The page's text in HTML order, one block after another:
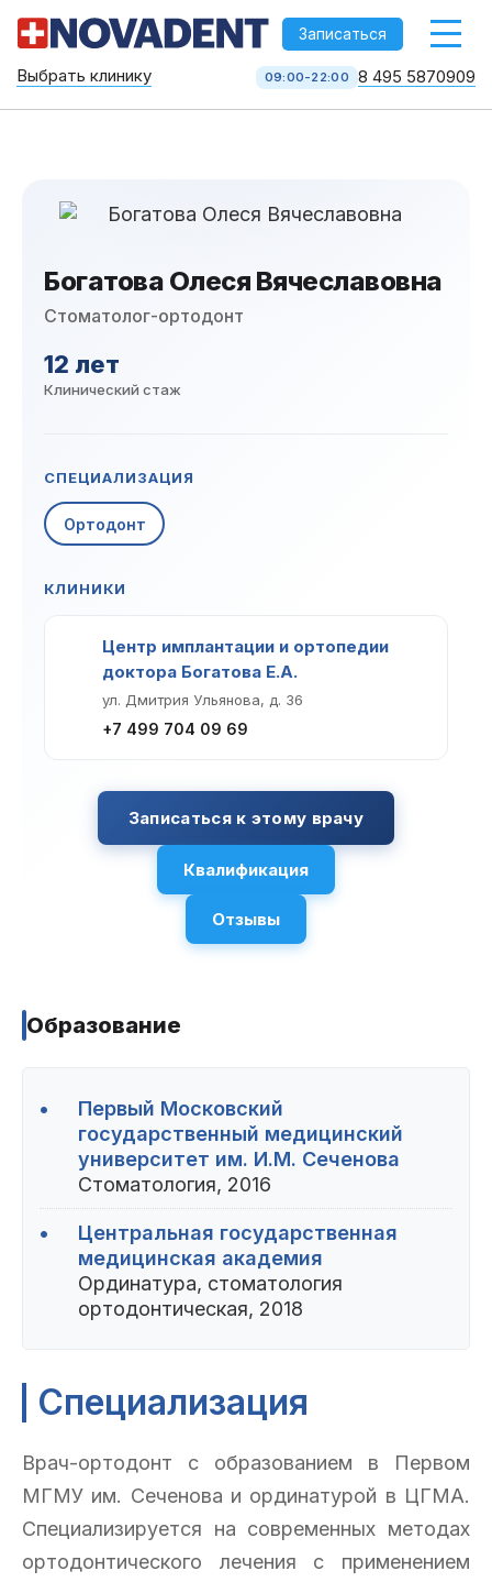
-->
Записаться
Брекеты Лечение зубов
стоматология
Клиники
Петровско-
Разумовская
Богатова
Все клиники и франшизы (10)
Цены
Врачи
Отзывы
Пациентам База знаний
Вопросы и ответы
Выбрать клинику 09:00-22:00 8 495 5870909
Богатова Олеся Вячеславовна
Стоматолог-ортодонт
12 лет
Клинический стаж
СПЕЦИАЛИЗАЦИЯ
Ортодонт
КЛИНИКИ
Центр имплантации и ортопедии
доктора Богатова Е.А.
ул. Дмитрия Ульянова, д. 36
+7 499 704 09 69
Записаться к этому врачу
Квалификация
Отзывы
Образование
•
Первый Московский
государственный медицинский
университет им. И.М. Сеченова
Стоматология, 2016
•
Центральная государственная
медицинская академия
Ординатура, стоматология
ортодонтическая, 2018
Специализация
Врач-ортодонт с образованием в Первом
МГМУ им. Сеченова и ординатурой в ЦГМА.
Специализируется на современных методах
ортодонтического лечения с применением